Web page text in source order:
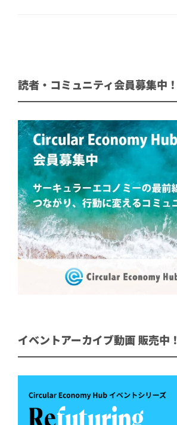
読者・コミュニティ会員募集中！
イベントアーカイブ動画 販売中！